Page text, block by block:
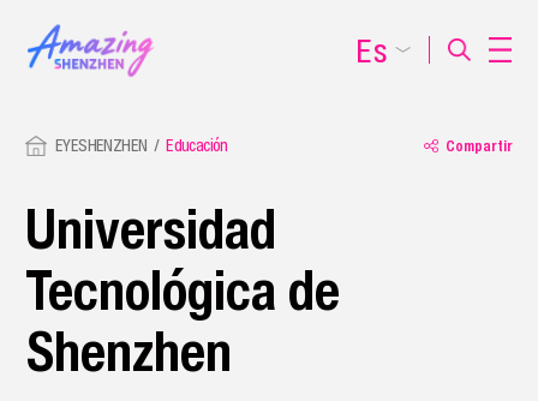
EYESHENZHEN Educación Compartir
Universidad
Tecnológica de
Shenzhen
Es